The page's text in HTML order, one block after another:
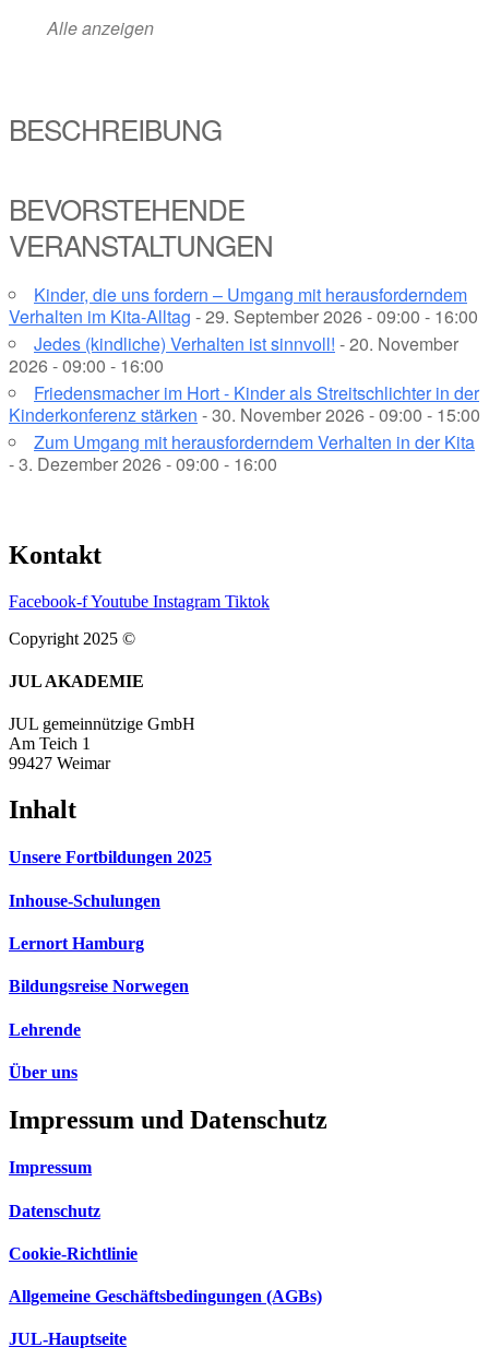
Alle anzeigen
BESCHREIBUNG
BEVORSTEHENDE
VERANSTALTUNGEN
Kinder, die uns fordern – Umgang mit herausforderndem
Verhalten im Kita-Alltag - 29. September 2026 - 09:00 - 16:00
Jedes (kindliche) Verhalten ist sinnvoll! - 20. November
2026 - 09:00 - 16:00
Friedensmacher im Hort - Kinder als Streitschlichter in der
Kinderkonferenz stärken - 30. November 2026 - 09:00 - 15:00
Zum Umgang mit herausforderndem Verhalten in der Kita
- 3. Dezember 2026 - 09:00 - 16:00
Kontakt
Facebook-fYoutube Instagram Tiktok
Copyright 2025 ©
JUL AKADEMIE
JUL gemeinnützige GmbH
Am Teich 1
99427 Weimar
Inhalt
Unsere Fortbildungen 2025
Inhouse-Schulungen
Lernort Hamburg
Bildungsreise Norwegen
Lehrende
Über uns
Impressum und Datenschutz
Impressum
Datenschutz
Cookie-Richtlinie
Allgemeine Geschäftsbedingungen (AGBs)
JUL-Hauptseite